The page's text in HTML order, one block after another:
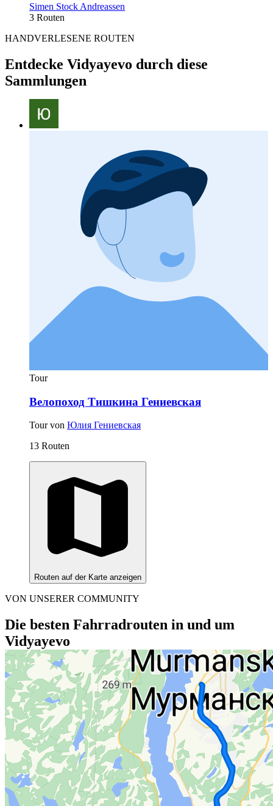
Simen Stock Andreassen
3 Routen
HANDVERLESENE ROUTEN
Entdecke Vidyayevo durch diese
Sammlungen
Tour
Велопоход Тишкина Гениевская
Tour von Юлия Гениевская
13 Routen
Routen auf der Karte anzeigen
VON UNSERER COMMUNITY
Die besten Fahrradrouten in und um
Vidyayevo